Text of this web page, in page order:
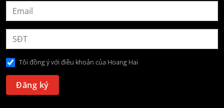
Tôi đồng ý với điều khoản của Hoang Hai